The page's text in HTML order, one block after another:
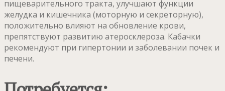
пищеварительного тракта, улучшают функции
желудка и кишечника (моторную и секреторную),
положительно влияют на обновление крови,
препятствуют развитию атеросклероза. Кабачки
рекомендуют при гипертонии и заболевании почек и
печени.